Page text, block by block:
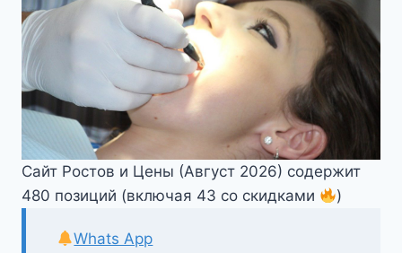
Сайт Ростов и Цены (Август 2026) содержит
480 позиций (включая 43 со скидками
)
Whats App